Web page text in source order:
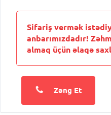
Sifariş vermək
anbarımızdadır!
almaq üçün əlaqə
Zəng Et